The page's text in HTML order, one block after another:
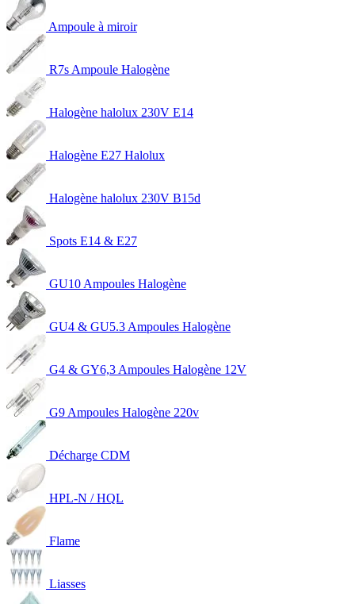
Ampoule à miroir
R7s Ampoule Halogène
Halogène halolux 230V E14
Halogène E27 Halolux
Halogène halolux 230V B15d
Spots E14 & E27
GU10 Ampoules Halogène
GU4 & GU5.3 Ampoules Halogène
G4 & GY6,3 Ampoules Halogène 12V
G9 Ampoules Halogène 220v
Décharge CDM
HPL-N / HQL
Flame
Liasses